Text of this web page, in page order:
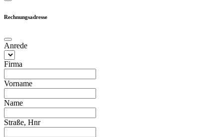
Rechnungsadresse
Anrede
Firma
Vorname
Name
Straße, Hnr